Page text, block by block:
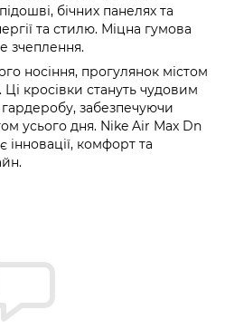
бічних панелях та
та стилю. Міцна гумова
зчеплення.
носіння, прогулянок містом
кросівки стануть чудовим
забезпечуючи
усього дня. Nike Air Max Dn
інновації, комфорт та